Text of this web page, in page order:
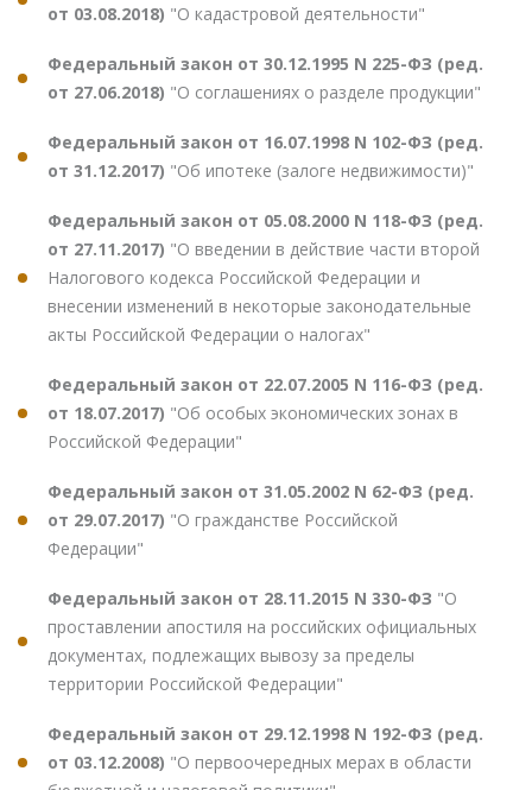
от 03.08.2018) "О кадастровой деятельности"
Федеральный закон от 30.12.1995 N 225-ФЗ (ред.
от 27.06.2018) "О соглашениях о разделе продукции"
Федеральный закон от 16.07.1998 N 102-ФЗ (ред.
от 31.12.2017) "Об ипотеке (залоге недвижимости)"
Федеральный закон от 05.08.2000 N 118-ФЗ (ред.
от 27.11.2017) "О введении в действие части второй
Налогового кодекса Российской Федерации и
внесении изменений в некоторые законодательные
акты Российской Федерации о налогах"
Федеральный закон от 22.07.2005 N 116-ФЗ (ред.
от 18.07.2017) "Об особых экономических зонах в
Российской Федерации"
Федеральный закон от 31.05.2002 N 62-ФЗ (ред.
от 29.07.2017) "О гражданстве Российской
Федерации"
Федеральный закон от 28.11.2015 N 330-ФЗ "О
проставлении апостиля на российских официальных
документах, подлежащих вывозу за пределы
территории Российской Федерации"
Федеральный закон от 29.12.1998 N 192-ФЗ (ред.
от 03.12.2008) "О первоочередных мерах в области